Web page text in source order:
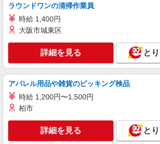
派遣社員
株式会社シエロ
時給1400円〜1600円（経
残業代支給 ★交通費別途支給（
+゜・。○。・゜+゜・。○。・
万円支給(規定有) お友達を紹介頂くと, インセンテ
ィブ支給(規定有) ★月2回払い・週払い可能（規程
有）★ ゜・。○。・゜+゜・。
沖縄県那覇市の家電量販店
キープ 詳
株式会社シエロ
携帯販売スタッフ【
ラウンドワンの清掃作業員
時給 1,400円
大阪市城東区
詳細を見る と
アパレル用品や雑貨のピッキング検品
時給 1,200円〜1,500円
柏市
詳細を見る と